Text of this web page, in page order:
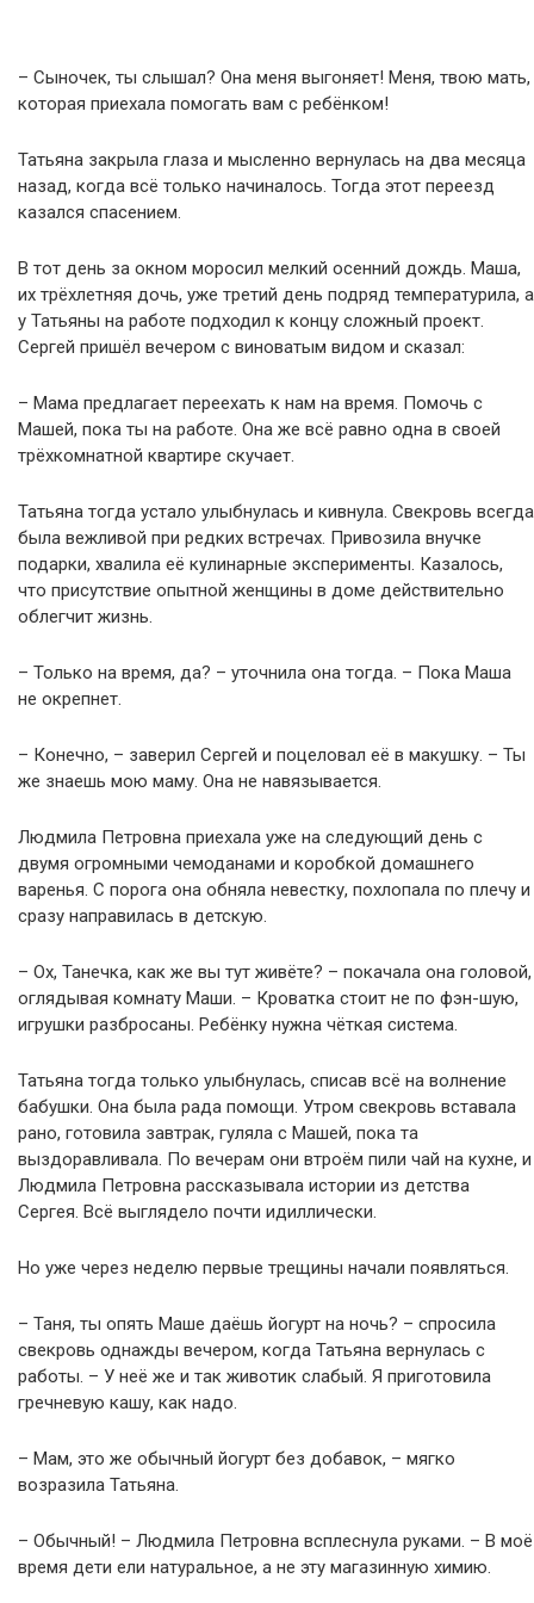
– Сыночек, ты слышал? Она меня выгоняет! Меня, твою мать,
которая приехала помогать вам с ребёнком!
Татьяна закрыла глаза и мысленно вернулась на два месяца
назад, когда всё только начиналось. Тогда этот переезд
казался спасением.
В тот день за окном моросил мелкий осенний дождь. Маша,
их трёхлетняя дочь, уже третий день подряд температурила, а
у Татьяны на работе подходил к концу сложный проект.
Сергей пришёл вечером с виноватым видом и сказал:
– Мама предлагает переехать к нам на время. Помочь с
Машей, пока ты на работе. Она же всё равно одна в своей
трёхкомнатной квартире скучает.
Татьяна тогда устало улыбнулась и кивнула. Свекровь всегда
была вежливой при редких встречах. Привозила внучке
подарки, хвалила её кулинарные эксперименты. Казалось,
что присутствие опытной женщины в доме действительно
облегчит жизнь.
– Только на время, да? – уточнила она тогда. – Пока Маша
не окрепнет.
– Конечно, – заверил Сергей и поцеловал её в макушку. – Ты
же знаешь мою маму. Она не навязывается.
Людмила Петровна приехала уже на следующий день с
двумя огромными чемоданами и коробкой домашнего
варенья. С порога она обняла невестку, похлопала по плечу и
сразу направилась в детскую.
– Ох, Танечка, как же вы тут живёте? – покачала она головой,
оглядывая комнату Маши. – Кроватка стоит не по фэн-шую,
игрушки разбросаны. Ребёнку нужна чёткая система.
Татьяна тогда только улыбнулась, списав всё на волнение
бабушки. Она была рада помощи. Утром свекровь вставала
рано, готовила завтрак, гуляла с Машей, пока та
выздоравливала. По вечерам они втроём пили чай на кухне, и
Людмила Петровна рассказывала истории из детства
Сергея. Всё выглядело почти идиллически.
Но уже через неделю первые трещины начали появляться.
– Таня, ты опять Маше даёшь йогурт на ночь? – спросила
свекровь однажды вечером, когда Татьяна вернулась с
работы. – У неё же и так животик слабый. Я приготовила
гречневую кашу, как надо.
– Мам, это же обычный йогурт без добавок, – мягко
возразила Татьяна.
– Обычный! – Людмила Петровна всплеснула руками. – В моё
время дети ели натуральное, а не эту магазинную химию.